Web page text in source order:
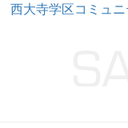
西大寺学区コミュ